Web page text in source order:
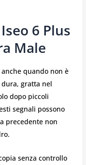
6 Plus
Male
quando non è
gratta nel
dopo piccoli
segnali possono
precedente non
senza controllo